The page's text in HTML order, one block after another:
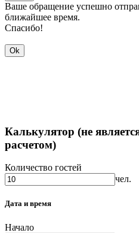
Ваше обращение успешно
ближайшее время.
Спасибо!
Ok
Калькулятор (не
расчетом)
Количество гостей
чел.
Дата и время
Начало